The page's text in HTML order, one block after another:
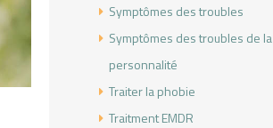
Symptômes des troubles
Symptômes des troubles de la
personnalité
Traiter la phobie
Traitment EMDR